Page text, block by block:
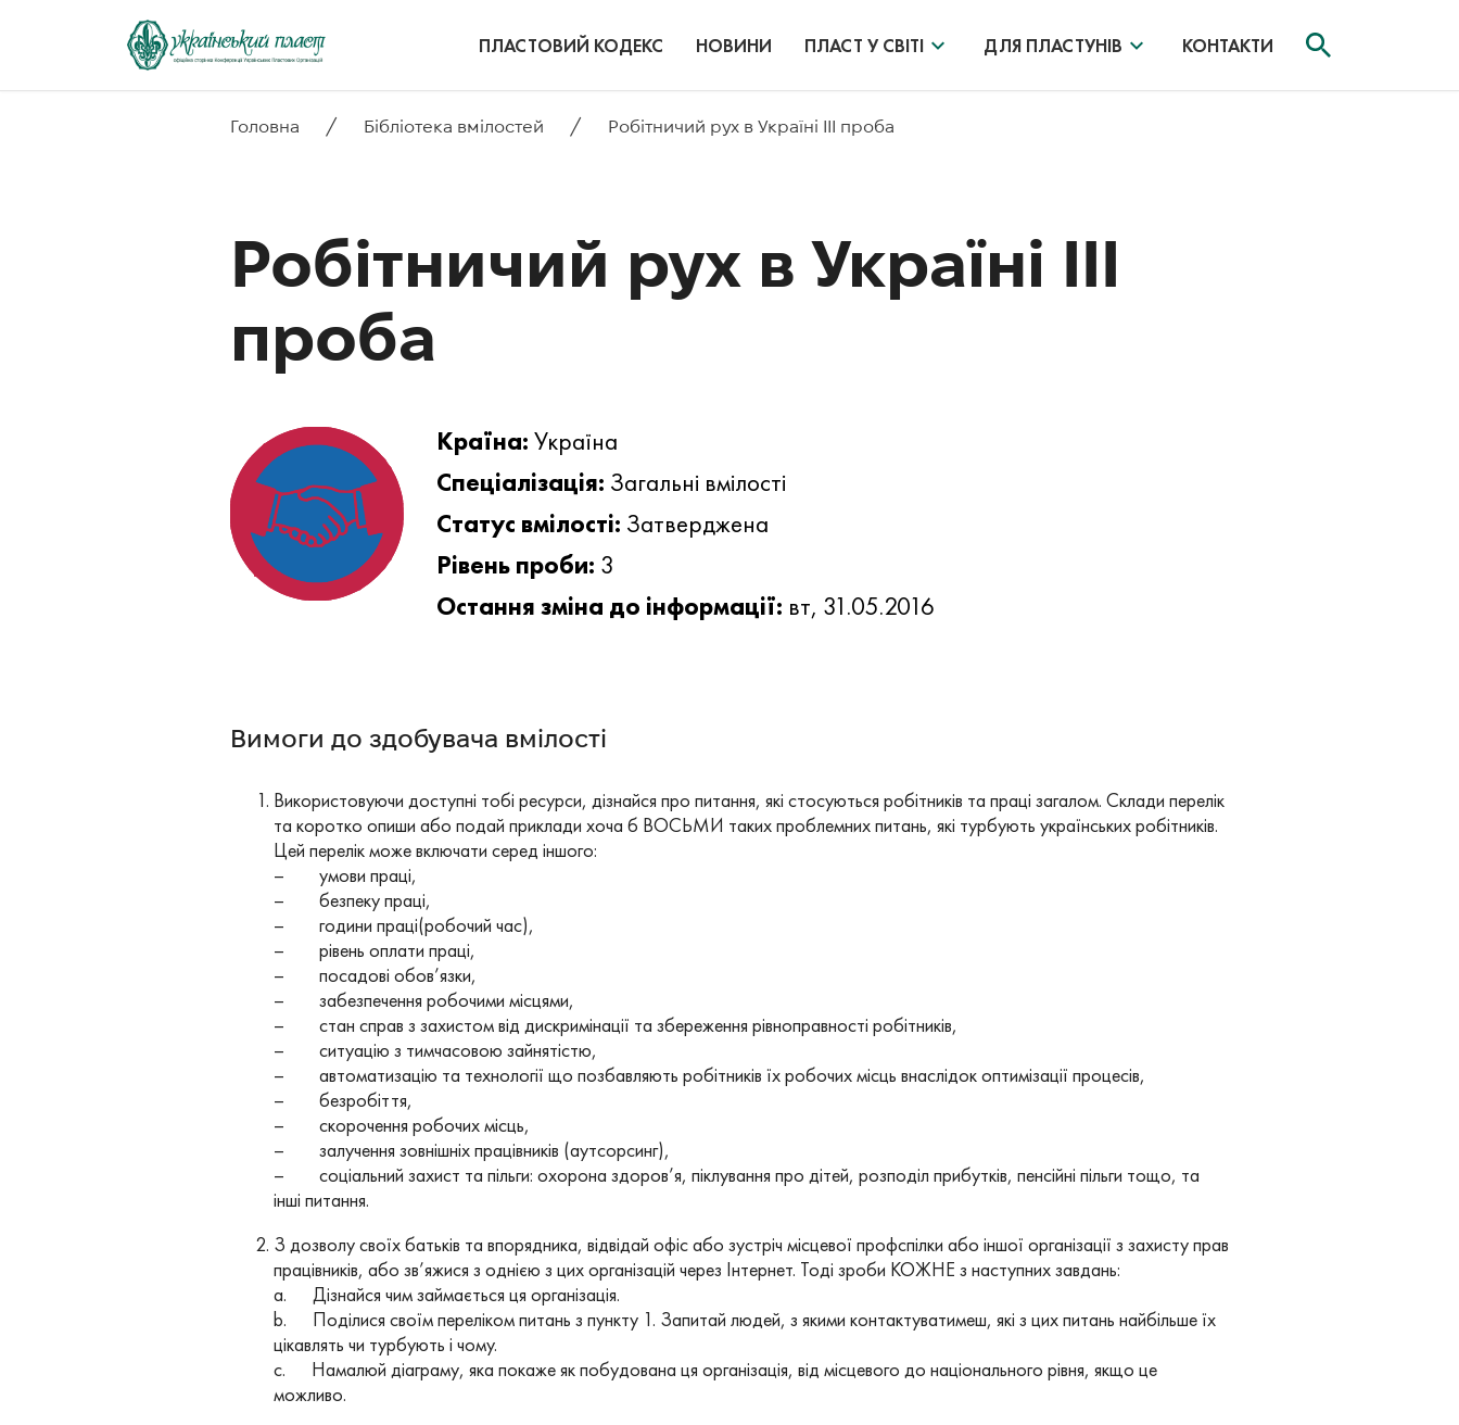
ПЛАСТОВИЙ КОДЕКС НОВИНИ ПЛАСТ У СВІТІ ДЛЯ ПЛАСТУНІВ КОНТАКТИ
Головна / Бібліотека вмілостей / Робітничий рух в Україні ІІІ проба
Робітничий рух в Україні ІІІ
проба
Країна: Україна
Спеціалізація: Загальні вмілості
Статус вмілості: Затверджена
Рівень проби: 3
Остання зміна до інформації: вт, 31.05.2016
Вимоги до здобувача вмілості
Використовуючи доступні тобі ресурси, дізнайся про питання, які стосуються робітників та праці загалом. Склади перелік
та коротко опиши або подай приклади хоча б ВОСЬМИ таких проблемних питань, які турбують українських робітників.
Цей перелік може включати серед іншого:
– умови праці,
– безпеку праці,
– години праці(робочий час),
– рівень оплати праці,
– посадові обов’язки,
– забезпечення робочими місцями,
– стан справ з захистом від дискримінації та збереження рівноправності робітників,
– ситуацію з тимчасовою зайнятістю,
– автоматизацію та технології що позбавляють робітників їх робочих місць внаслідок оптимізації процесів,
– безробіття,
– скорочення робочих місць,
– залучення зовнішніх працівників (аутсорсинг),
– соціальний захист та пільги: охорона здоров’я, піклування про дітей, розподіл прибутків, пенсійні пільги тощо, та
інші питання.
З дозволу своїх батьків та впорядника, відвідай офіс або зустріч місцевої профспілки або іншої організації з захисту прав
працівників, або зв’яжися з однією з цих організацій через Інтернет. Тоді зроби КОЖНЕ з наступних завдань:
a. Дізнайся чим займається ця організація.
b. Поділися своїм переліком питань з пункту 1. Запитай людей, з якими контактуватимеш, які з цих питань найбільше їх
цікавлять чи турбують і чому.
c. Намалюй діаграму, яка покаже як побудована ця організація, від місцевого до національного рівня, якщо це
можливо.